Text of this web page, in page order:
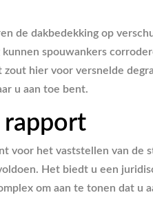
de dakbedekking op
spouwankers
hier voor versnelde
u aan toe bent.
rapport
voor het vaststellen van de
Het biedt u een
om aan te tonen dat u